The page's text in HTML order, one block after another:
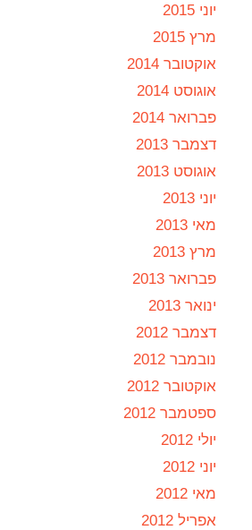
יוני 2015
מרץ 2015
אוקטובר 2014
אוגוסט 2014
פברואר 2014
דצמבר 2013
אוגוסט 2013
יוני 2013
מאי 2013
מרץ 2013
פברואר 2013
ינואר 2013
דצמבר 2012
נובמבר 2012
אוקטובר 2012
ספטמבר 2012
יולי 2012
יוני 2012
מאי 2012
אפריל 2012